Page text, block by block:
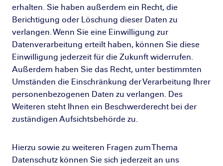
erhalten. Sie haben außerdem ein Recht, die
Berichtigung oder Löschung dieser Daten zu
verlangen. Wenn Sie eine Einwilligung zur
Datenverarbeitung erteilt haben, können Sie diese
Einwilligung jederzeit für die Zukunft widerrufen.
Außerdem haben Sie das Recht, unter bestimmten
Umständen die Einschränkung der Verarbeitung Ihrer
personenbezogenen Daten zu verlangen. Des
Weiteren steht Ihnen ein Beschwerderecht bei der
zuständigen Aufsichtsbehörde zu.
Hierzu sowie zu weiteren Fragen zum Thema
Datenschutz können Sie sich jederzeit an uns